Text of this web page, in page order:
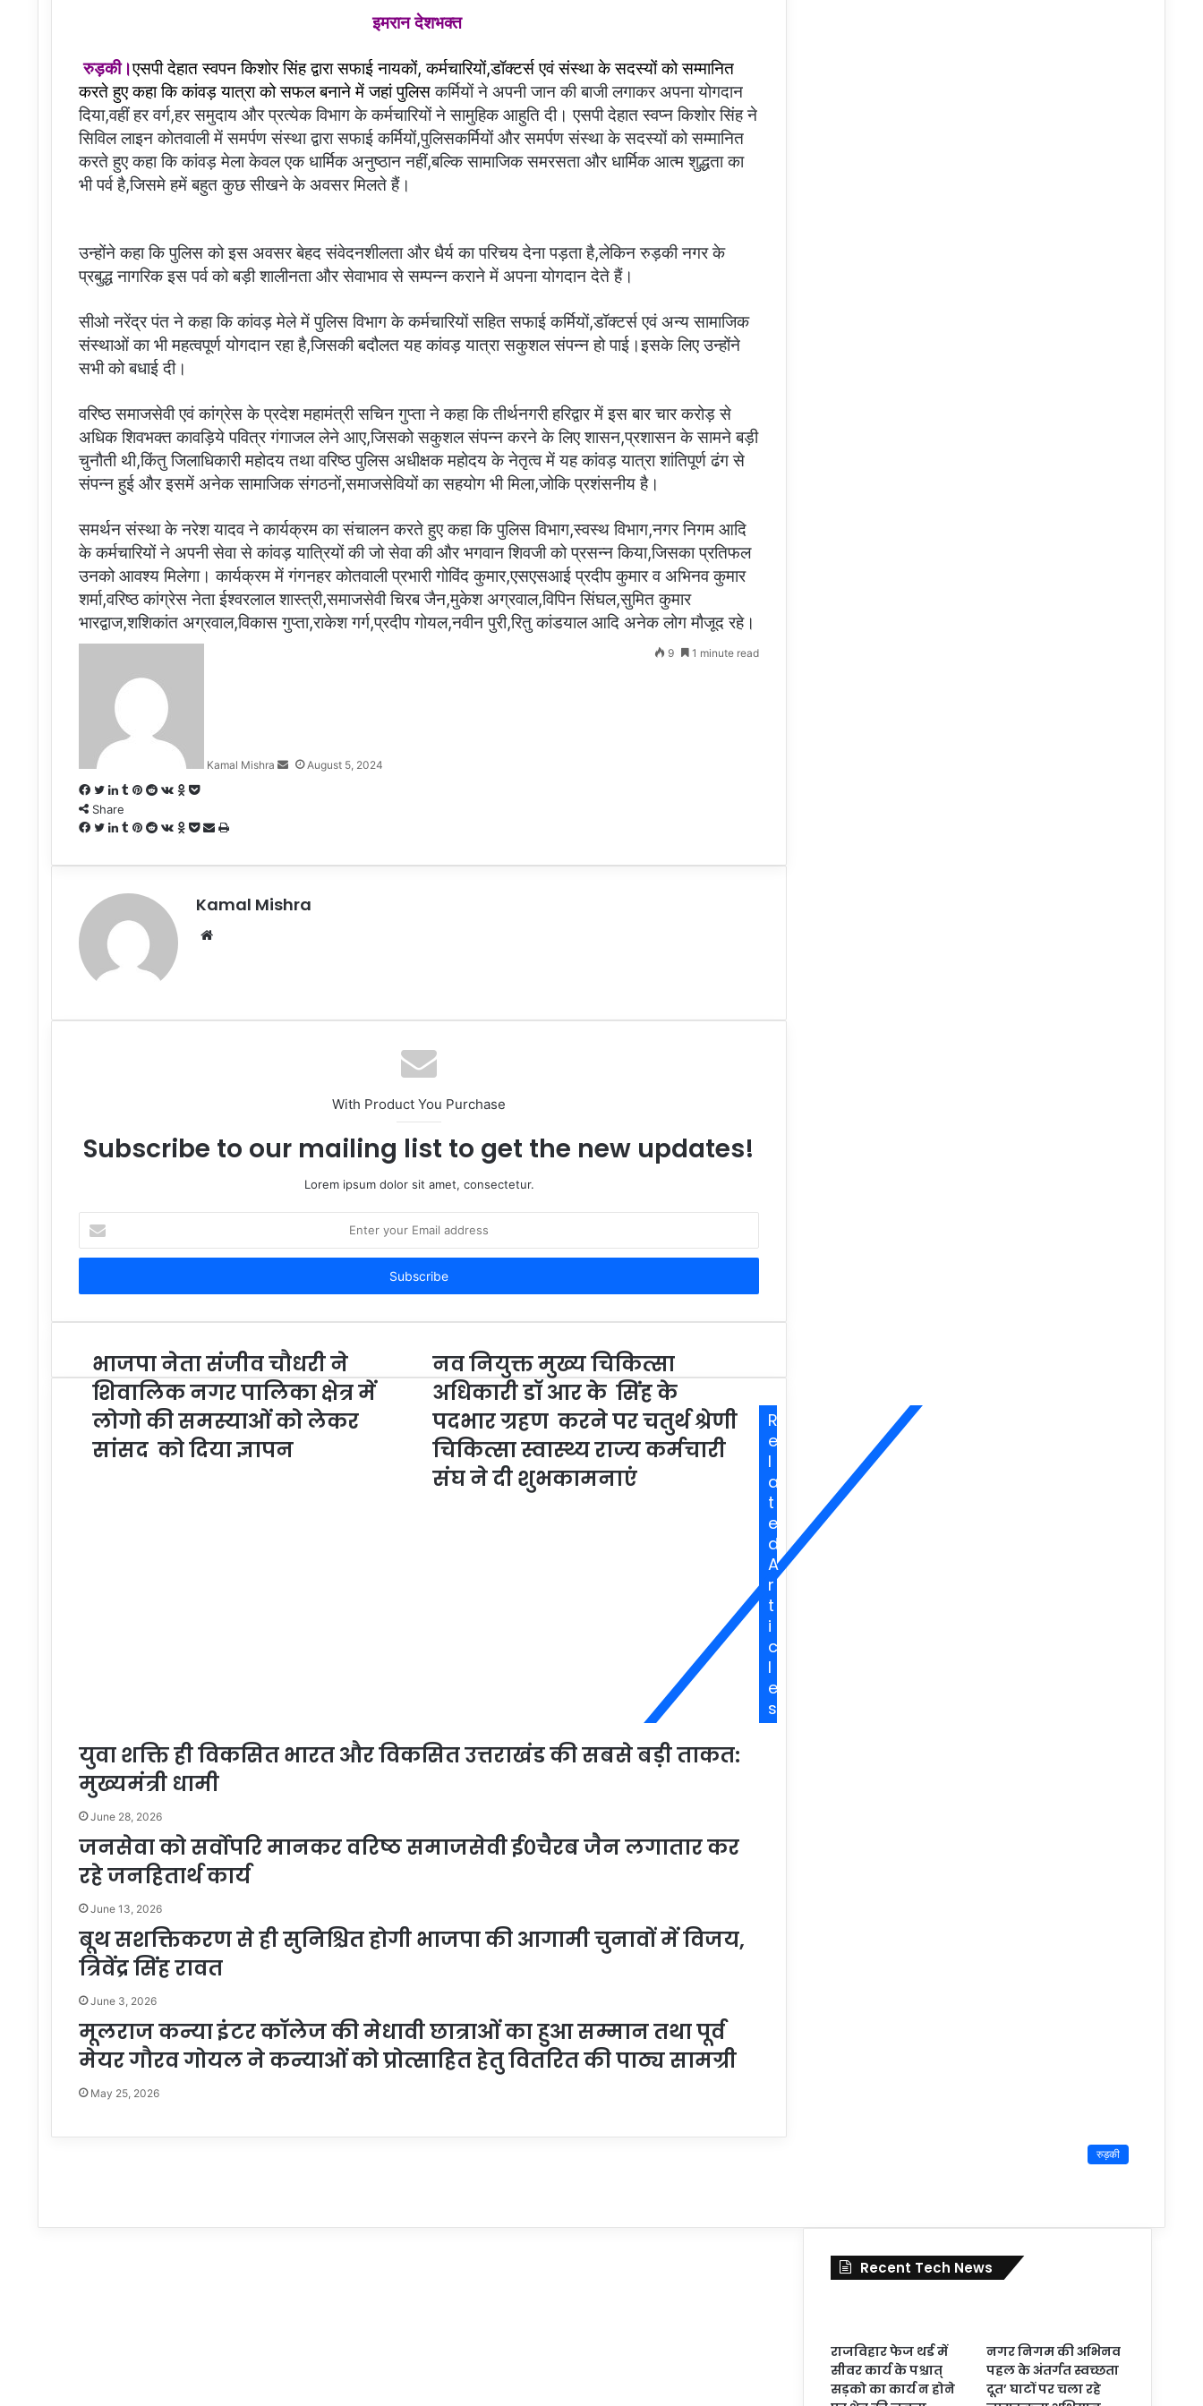
इमरान देशभक्त
रुड़की।एसपी देहात स्वपन किशोर सिंह द्वारा सफाई नायकों, कर्मचारियों,डॉक्टर्स एवं संस्था के सदस्यों को सम्मानित
करते हुएकहा कि कांवड़ यात्रा को सफल बनाने में जहां पुलिसकर्मियों ने अपनी जान की बाजी लगाकर अपना योगदान
दिया,वहीं हर वर्ग,हर समुदाय और प्रत्येक विभाग के कर्मचारियों ने सामुहिक आहुति दी। एसपी देहात स्वप्न किशोर सिंह ने
सिविल लाइन कोतवाली में समर्पण संस्था द्वारा सफाई कर्मियों,पुलिसकर्मियों और समर्पण संस्था के सदस्यों को सम्मानित
करते हुए कहा कि कांवड़ मेला केवल एक धार्मिक अनुष्ठान नहीं,बल्कि सामाजिक समरसता और धार्मिक आत्म शुद्धता का
भी पर्व है,जिसमे हमें बहुत कुछ सीखने के अवसर मिलते हैं।
उन्होंने कहा कि पुलिस को इस अवसर बेहद संवेदनशीलता और धैर्य का परिचय देना पड़ता है,लेकिन रुड़की नगर के
प्रबुद्ध नागरिक इस पर्व को बड़ी शालीनता और सेवाभाव से सम्पन्न कराने में अपना योगदान देते हैं।
सीओ नरेंद्र पंत ने कहा कि कांवड़ मेले में पुलिस विभाग के कर्मचारियों सहित सफाई कर्मियों,डॉक्टर्स एवं अन्य सामाजिक
संस्थाओं का भी महत्वपूर्ण योगदान रहा है,जिसकी बदौलत यह कांवड़ यात्रा सकुशल संपन्न हो पाई।इसके लिए उन्होंने
सभी को बधाई दी।
वरिष्ठ समाजसेवी एवं कांग्रेस के प्रदेश महामंत्री सचिन गुप्ता ने कहा कि तीर्थनगरी हरिद्वार में इस बार चार करोड़ से
अधिक शिवभक्त कावड़िये पवित्र गंगाजल लेने आए,जिसको सकुशल संपन्न करने के लिए शासन,प्रशासन के सामने बड़ी
चुनौती थी,किंतु जिलाधिकारी महोदय तथा वरिष्ठ पुलिस अधीक्षक महोदय के नेतृत्व में यह कांवड़ यात्रा शांतिपूर्ण ढंग से
संपन्न हुई और इसमें अनेक सामाजिक संगठनों,समाजसेवियों का सहयोग भी मिला,जोकि प्रशंसनीय है।
समर्थन संस्था के नरेश यादव ने कार्यक्रम का संचालन करते हुए कहा कि पुलिस विभाग,स्वस्थ विभाग,नगर निगम आदि
के कर्मचारियों ने अपनी सेवा से कांवड़ यात्रियों की जो सेवा की और भगवान शिवजी को प्रसन्न किया,जिसका प्रतिफल
उनको आवश्य मिलेगा। कार्यक्रम में गंगनहर कोतवाली प्रभारी गोविंद कुमार,एसएसआई प्रदीप कुमार व अभिनव कुमार
शर्मा,वरिष्ठ कांग्रेस नेता ईश्वरलाल शास्त्री,समाजसेवी चिरब जैन,मुकेश अग्रवाल,विपिन सिंघल,सुमित कुमार
भारद्वाज,शशिकांत अग्रवाल,विकास गुप्ता,राकेश गर्ग,प्रदीप गोयल,नवीन पुरी,रितु कांडयाल आदि अनेक लोग मौजूद रहे।
Kamal Mishra August 5, 2024
9 1 minute read
Facebook
Twitter
LinkedIn
Tumblr
Pinterest
RedditVKontakte
Odnoklassniki
Pocket
Share
Facebook
Twitter
LinkedIn
Tumblr
Pinterest
RedditVKontakte
Odnoklassniki
Pocket
Share
Email
Print
Kamal Mishra
Website
With Product You Purchase
Subscribe to our mailing list to get the new updates!
Lorem ipsum dolor sit amet, consectetur.
your
Email
भाजपा नेता संजीव चौधरी ने
शिवालिक नगर पालिका क्षेत्र में
लोगो की समस्याओं को लेकर
सांसद को दिया ज्ञापन
नव नियुक्त मुख्य चिकित्सा
अधिकारी डॉ आर के सिंह के
पदभार ग्रहण करने पर चतुर्थ श्रेणी
चिकित्सा स्वास्थ्य राज्य कर्मचारी
संघ ने दी शुभकामनाएं
R
e
l
a
t
e
d
A
r
t
i
c
l
e
s
युवा शक्ति ही विकसित भारत और विकसित उत्तराखंड की सबसे बड़ी ताकत:
मुख्यमंत्री धामी
June 28, 2026
जनसेवा को सर्वोपरि मानकर वरिष्ठ समाजसेवी ई०चैरब जैन लगातार कर
रहे जनहितार्थ कार्य
June 13, 2026
बूथ सशक्तिकरण से ही सुनिश्चित होगी भाजपा की आगामी चुनावों में विजय,
त्रिवेंद्र सिंह रावत
June 3, 2026
मूलराज कन्या इंटर कॉलेज की मेधावी छात्राओं का हुआ सम्मान तथा पूर्व
मेयर गौरव गोयल ने कन्याओं को प्रोत्साहित हेतु वितरित की पाठ्य सामग्री
May 25, 2026
रुड़की
Recent Tech News
राजविहार फेज थर्ड में
सीवर कार्य के पश्चात्
सड़को का कार्य न होने
नगर निगम की अभिनव
पहल के अंतर्गत स्वच्छता
दूत’ घाटों पर चला रहे